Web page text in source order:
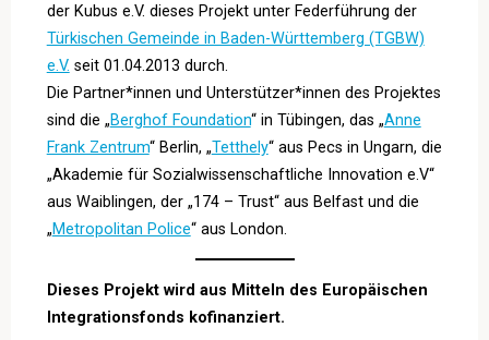
der Kubus e.V. dieses Projekt unter Federführung der
Türkischen Gemeinde in Baden-Württemberg (TGBW)
e.V. seit 01.04.2013 durch.
Die Partner*innen und Unterstützer*innen des Projektes
sind die „Berghof Foundation“ in Tübingen, das „Anne
Frank Zentrum“ Berlin, „Tetthely“ aus Pecs in Ungarn, die
„Akademie für Sozialwissenschaftliche Innovation e.V“
aus Waiblingen, der „174 – Trust“ aus Belfast und die
„Metropolitan Police“ aus London.
Dieses Projekt wird aus Mitteln des Europäischen
Integrationsfonds kofinanziert.